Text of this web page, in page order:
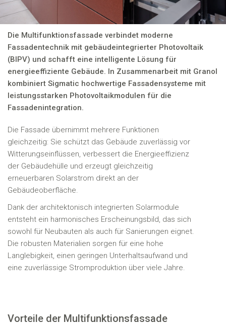
Die Multifunktionsfassade verbindet moderne
Fassadentechnik mit gebäudeintegrierter Photovoltaik
(BIPV) und schafft eine intelligente Lösung für
energieeffiziente Gebäude. In Zusammenarbeit mit Granol
kombiniert Sigmatic hochwertige Fassadensysteme mit
leistungsstarken Photovoltaikmodulen für die
Fassadenintegration.
Die Fassade übernimmt mehrere Funktionen
gleichzeitig: Sie schützt das Gebäude zuverlässig vor
Witterungseinflüssen, verbessert die Energieeffizienz
der Gebäudehülle und erzeugt gleichzeitig
erneuerbaren Solarstrom direkt an der
Gebäudeoberfläche.
Dank der architektonisch integrierten Solarmodule
entsteht ein harmonisches Erscheinungsbild, das sich
sowohl für Neubauten als auch für Sanierungen eignet.
Die robusten Materialien sorgen für eine hohe
Langlebigkeit, einen geringen Unterhaltsaufwand und
eine zuverlässige Stromproduktion über viele Jahre.
Vorteile der Multifunktionsfassade